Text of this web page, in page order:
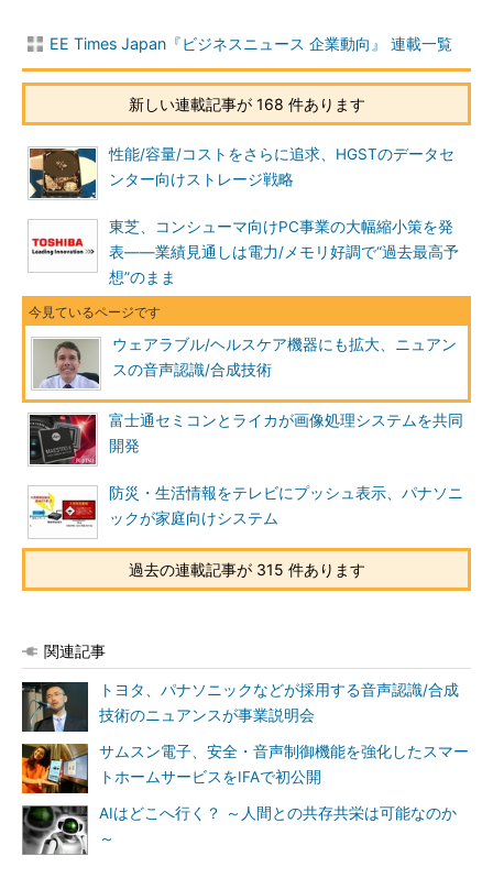
EE Times Japan『ビジネスニュース 企業動向』 連載一覧
新しい連載記事が 168 件あります
性能/容量/コストをさらに追求、HGSTのデータセ
ンター向けストレージ戦略
東芝、コンシューマ向けPC事業の大幅縮小策を発
表――業績見通しは電力/メモリ好調で“過去最高予
想”のまま
ウェアラブル/ヘルスケア機器にも拡大、ニュアン
スの音声認識/合成技術
富士通セミコンとライカが画像処理システムを共同
開発
防災・生活情報をテレビにプッシュ表示、パナソニ
ックが家庭向けシステム
過去の連載記事が 315 件あります
関連記事
トヨタ、パナソニックなどが採用する音声認識/合成
技術のニュアンスが事業説明会
サムスン電子、安全・音声制御機能を強化したスマー
トホームサービスをIFAで初公開
AIはどこへ行く？ ～人間との共存共栄は可能なのか
～